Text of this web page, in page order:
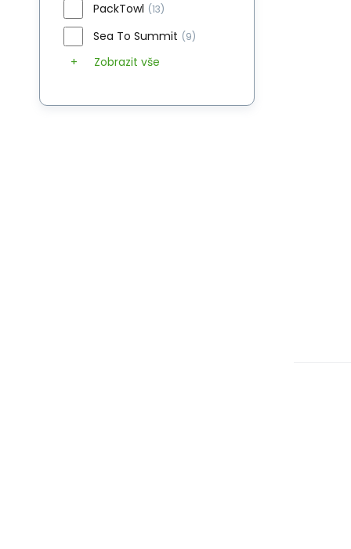
PackTowl (13)
Sea To Summit (9)
Zobrazit vše